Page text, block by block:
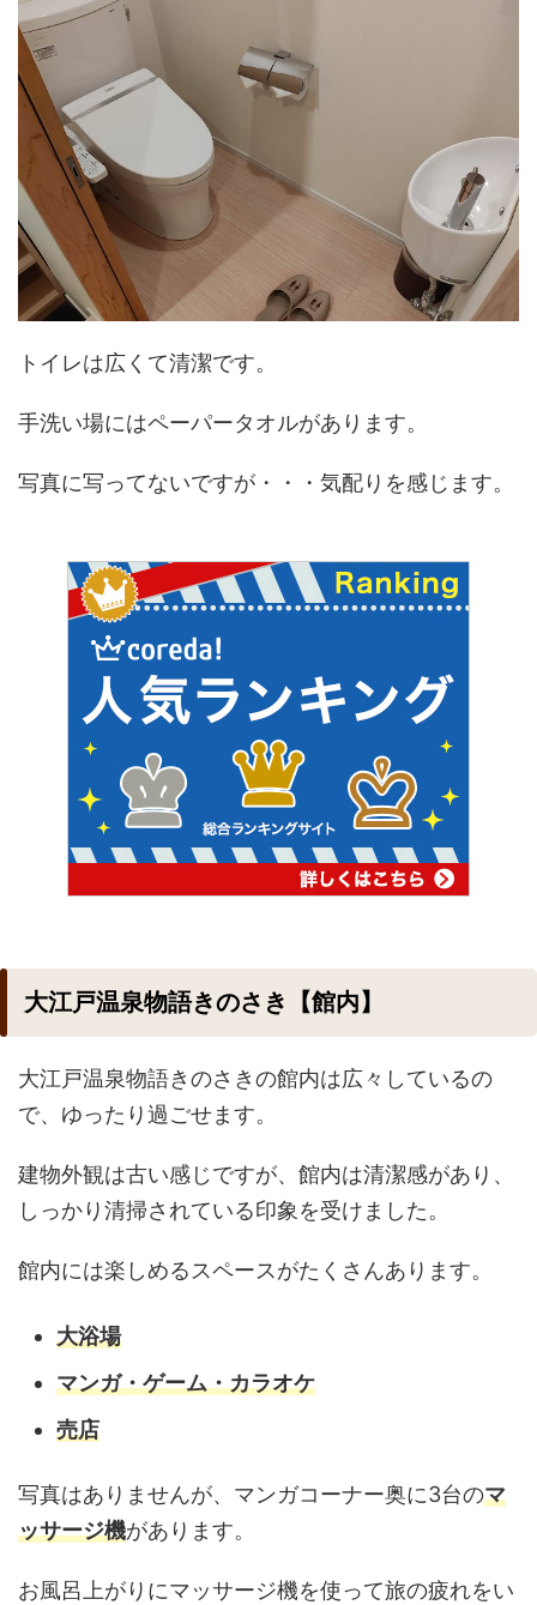
トイレは広くて清潔です。
手洗い場にはペーパータオルがあります。
写真に写ってないですが・・・気配りを感じます。
大江戸温泉物語きのさき【館内】
大江戸温泉物語きのさきの館内は広々しているの
で、ゆったり過ごせます。
建物外観は古い感じですが、館内は清潔感があり、
しっかり清掃されている印象を受けました。
館内には楽しめるスペースがたくさんあります。
大浴場
マンガ・ゲーム・カラオケ
売店
写真はありませんが、マンガコーナー奥に3台のマ
ッサージ機があります。
お風呂上がりにマッサージ機を使って旅の疲れをい